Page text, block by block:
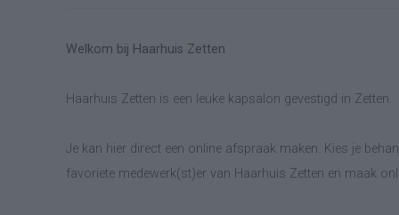
Welkom bij Haarhuis Zetten
Haarhuis Zetten is een leuke kapsalon gevestigd in Zetten.
Je kan hier direct een online afspraak maken. Kies je
favoriete medewerk(st)er van Haarhuis Zetten en maak